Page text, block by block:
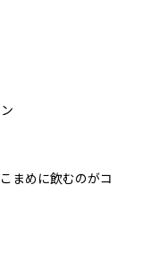
まめに飲むのがコ